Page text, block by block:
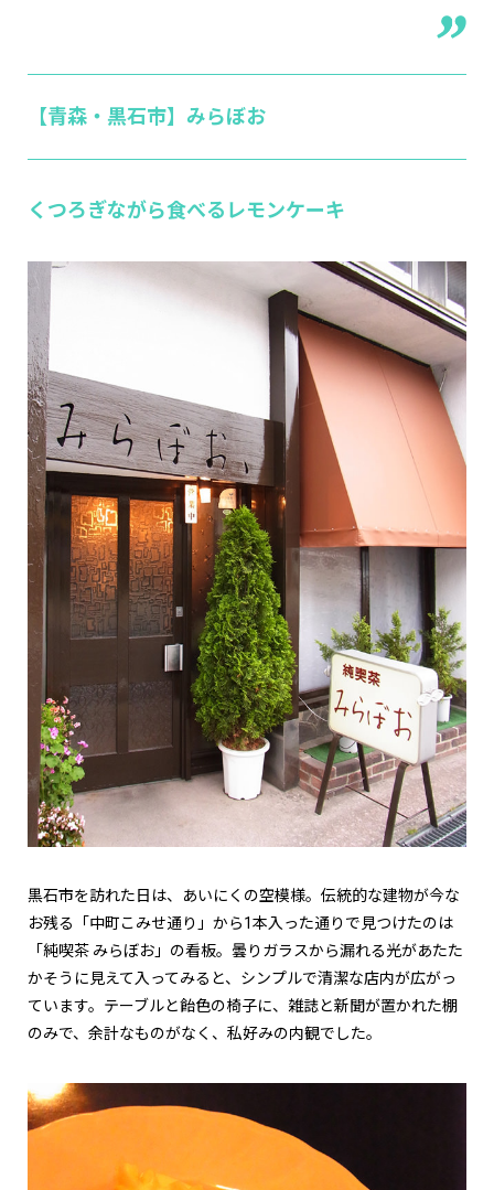
【青森・黒石市】みらぼお
くつろぎながら食べるレモンケーキ
黒石市を訪れた日は、あいにくの空模様。伝統的な建物が今な
お残る「中町こみせ通り」から1本入った通りで見つけたのは
「純喫茶 みらぼお」の看板。曇りガラスから漏れる光があたた
かそうに見えて入ってみると、シンプルで清潔な店内が広がっ
ています。テーブルと飴色の椅子に、雑誌と新聞が置かれた棚
のみで、余計なものがなく、私好みの内観でした。